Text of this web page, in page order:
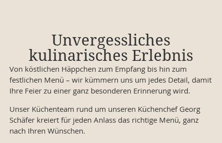
Unvergessliches
kulinarisches Erlebnis
Von köstlichen Häppchen zum Empfang bis hin zum
festlichen Menü – wir kümmern uns um jedes Detail, damit
Ihre Feier zu einer ganz besonderen Erinnerung wird.
Unser Küchenteam rund um unseren Küchenchef Georg
Schäfer kreiert für jeden Anlass das richtige Menü, ganz
nach Ihren Wünschen.